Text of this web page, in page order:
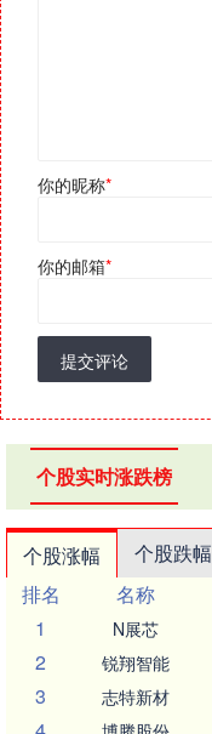
你的昵称*
你的邮箱*
提交评论
个股实时涨跌榜
个股涨幅 个股跌幅
排名
名称
1
N展芯
2 锐翔智能
3 志特新材